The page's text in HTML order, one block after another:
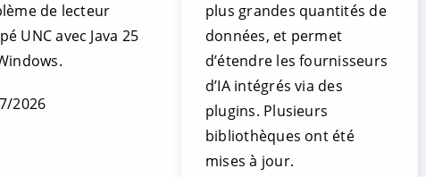
de lecteur
UNC avec Java 25
2026
plus grandes quantités de
données, et permet
d’étendre les fournisseurs
d’IA intégrés via des
plugins. Plusieurs
bibliothèques ont été
mises à jour.